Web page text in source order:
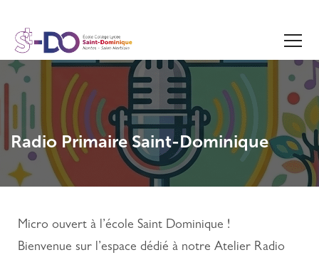
Radio Primaire Saint-Dominique
Micro ouvert à l’école Saint Dominique !
Bienvenue sur l’espace dédié à notre Atelier Radio